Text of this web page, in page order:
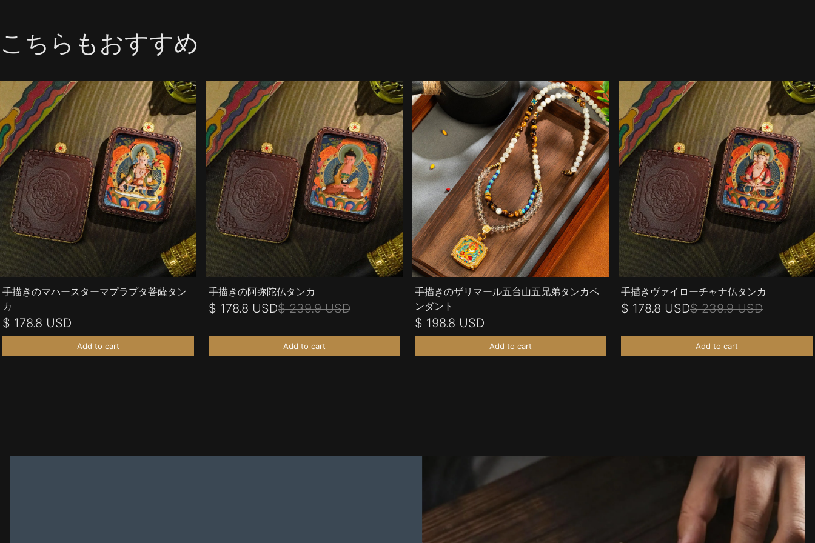
こちらもおすすめ
手描きのマハースターマプラプタ菩薩タン
カ
$ 178.8 USD
Add to cart
手描きの阿弥陀仏タンカ
$ 178.8 USD$ 239.9 USD
Add to cart
手描きのザリマール五台山五兄弟タンカペ
ンダント
$ 198.8 USD
Add to cart
手描きヴァイローチャナ仏タンカ
$ 178.8 USD$ 239.9 USD
Add to cart